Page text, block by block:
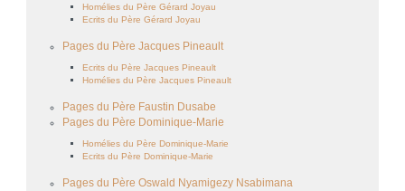
Homélies du Père Gérard Joyau
Ecrits du Père Gérard Joyau
Pages du Père Jacques Pineault
Ecrits du Père Jacques Pineault
Homélies du Père Jacques Pineault
Pages du Père Faustin Dusabe
Pages du Père Dominique-Marie
Homélies du Père Dominique-Marie
Ecrits du Père Dominique-Marie
Pages du Père Oswald Nyamigezy Nsabimana